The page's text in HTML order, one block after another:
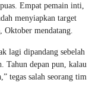
Empat pemain inti,
menyiapkan target
mendatang.
lagi dipandang sebelah
Tahun depan pun, kalau
tegas salah seorang tim